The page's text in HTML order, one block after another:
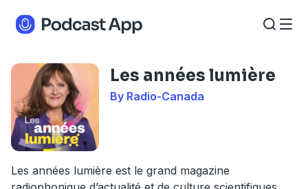
Les années lumière
By Radio-Canada
Les années lumière est le grand magazine